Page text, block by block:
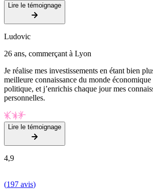
Lire le témoignage
Ludovic
26 ans, commerçant à Lyon
Je réalise mes investissements en étant bien
meilleure connaissance du monde
politique, et j’enrichis chaque jour mes
personnelles.
Lire le témoignage
4,9
(197 avis)